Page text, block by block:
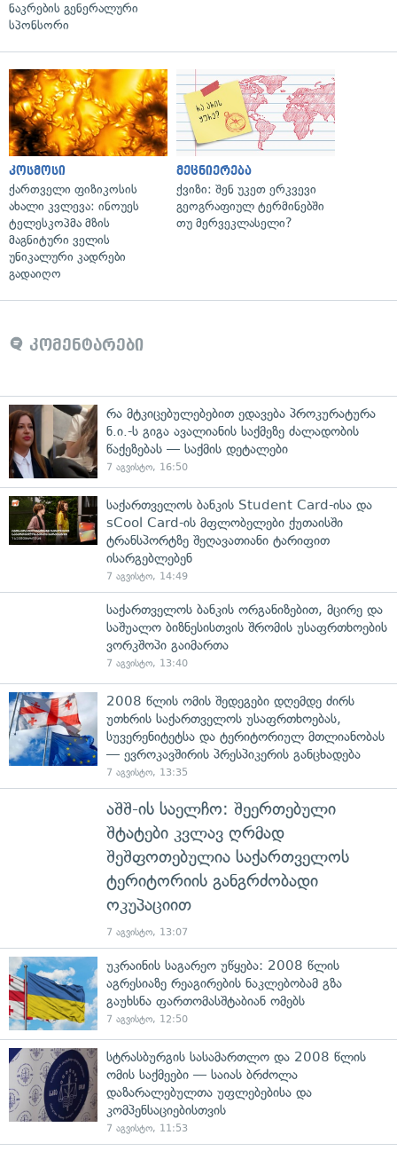
ნაკრების გენერალური
სპონსორი
კოსმოსი
ქართველი ფიზიკოსის
ახალი კვლევა: ინოუეს
ტელესკოპმა მზის
მაგნიტური ველის
უნიკალური კადრები
გადაიღო
მეცნიერება
ქვიზი: შენ უკეთ ერკვევი
გეოგრაფიულ ტერმინებში
თუ მერვეკლასელი?
კომენტარები
რა მტკიცებულებებით ედავება პროკურატურა
ნ.ი.-ს გიგა ავალიანის საქმეზე ძალადობის
წაქეზებას — საქმის დეტალები
7 აგვისტო, 16:50
საქართველოს ბანკის Student Card-ისა და
sCool Card-ის მფლობელები ქუთაისში
ტრანსპორტზე შეღავათიანი ტარიფით
ისარგებლებენ
7 აგვისტო, 14:49
საქართველოს ბანკის ორგანიზებით, მცირე და
საშუალო ბიზნესისთვის შრომის უსაფრთხოების
ვორკშოპი გაიმართა
7 აგვისტო, 13:40
2008 წლის ომის შედეგები დღემდე ძირს
უთხრის საქართველოს უსაფრთხოებას,
სუვერენიტეტსა და ტერიტორიულ მთლიანობას
— ევროკავშირის პრესპიკერის განცხადება
7 აგვისტო, 13:35
აშშ-ის საელჩო: შეერთებული
შტატები კვლავ ღრმად
შეშფოთებულია საქართველოს
ტერიტორიის განგრძობადი
ოკუპაციით
7 აგვისტო, 13:07
უკრაინის საგარეო უწყება: 2008 წლის
აგრესიაზე რეაგირების ნაკლებობამ გზა
გაუხსნა ფართომასშტაბიან ომებს
7 აგვისტო, 12:50
სტრასბურგის სასამართლო და 2008 წლის
ომის საქმეები — საიას ბრძოლა
დაზარალებულთა უფლებებისა და
კომპენსაციებისთვის
7 აგვისტო, 11:53